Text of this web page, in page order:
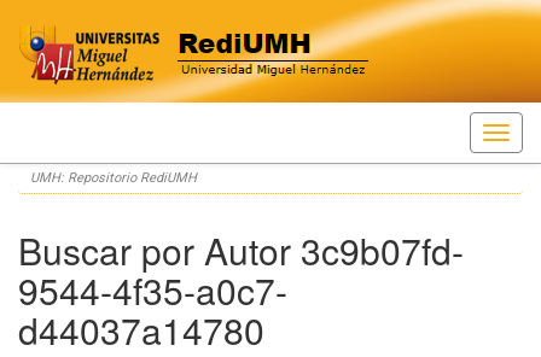
Skip
navigation
UMH: Repositorio RediUMH
Buscar por Autor 3c9b07fd-
9544-4f35-a0c7-
d44037a14780